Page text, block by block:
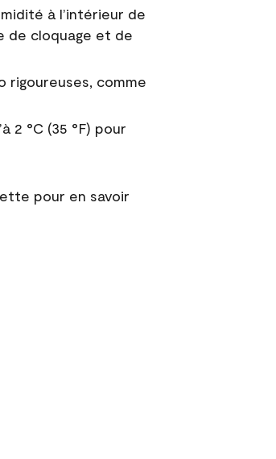
à l’intérieur de
de cloquage et de
comme
2 °C (35 °F) pour
pour en savoir